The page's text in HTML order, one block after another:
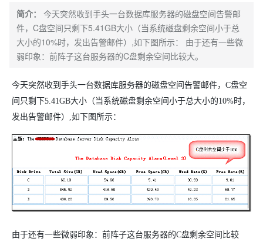
简介：
今天突然收到手头一台数据库服务器的磁盘空间告警邮
件，C盘空间只剩下5.41GB大小（当系统磁盘剩余空间小于总
大小的10%时，发出告警邮件）,如下图所示： 由于还有一些微
弱印象：前阵子这台服务器的C盘剩余空间比较大。
今天突然收到手头一台数据库服务器的磁盘空间告警邮件，C盘空
间只剩下5.41GB大小（当系统磁盘剩余空间小于总大小的10%时，
发出告警邮件）,如下图所示：
由于还有一些微弱印象：前阵子这台服务器的C盘剩余空间比较